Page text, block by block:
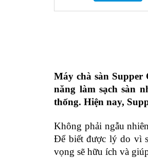
Máy chà sàn
năng làm sạch sàn
thống. Hiện nay,
Không phải ngẫu
Để biết được lý do vì
vọng sẽ hữu ích và